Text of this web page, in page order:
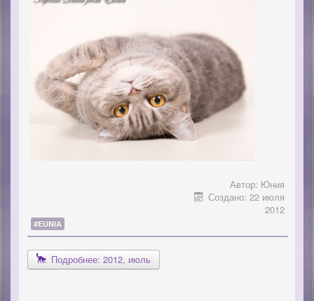
Автор: Юния
Создано: 22 июля
2012
#EUNIA
Подробнее: 2012, июль